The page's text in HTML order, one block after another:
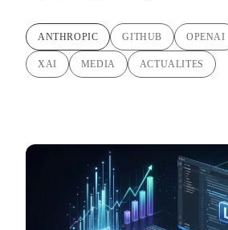
ANTHROPIC GITHUB OPENAI
XAI MEDIA ACTUALITES